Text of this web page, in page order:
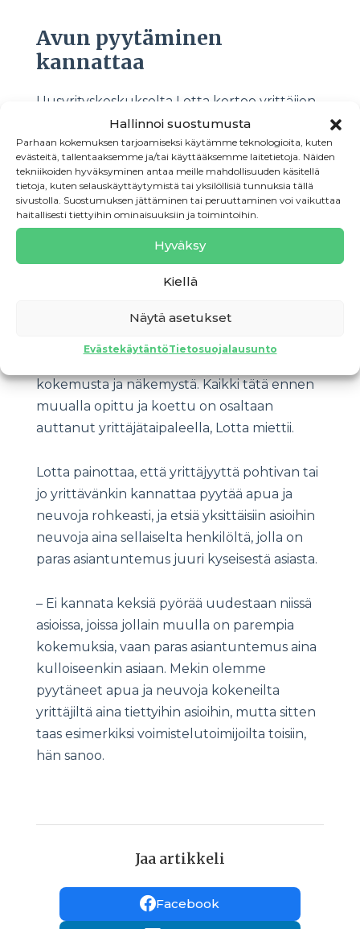
Hallinnoi suostumusta
Parhaan kokemuksen tarjoamiseksi käytämme teknologioita, kuten
evästeitä, tallentaaksemme ja/tai käyttääksemme laitetietoja. Näiden
tekniikoiden hyväksyminen antaa meille mahdollisuuden käsitellä
tietoja, kuten selauskäyttäytymistä tai yksilöllisiä tunnuksia tällä
sivustolla. Suostumuksen jättäminen tai peruuttaminen voi vaikuttaa
haitallisesti tiettyihin ominaisuuksiin ja toimintoihin.
Hyväksy
Kiellä
Näytä asetukset
EvästekäytäntöTietosuojalausunto
Avun pyytäminen
kannattaa
Uusyrityskeskukselta Lotta kertoo yrittäjien
hakeneen ensisijaisesti varmuutta ja
vahvistusta suunnitelmille; uskallammeko,
osaammeko, pystymmekö? Yhteisten
keskusteluiden jälkeen vahvistui ajatus siitä,
että ongelmia ei ole, vaan idea tulisi
toimimaan.
– Jos olisikin tiennyt kuinka hyvin, helposti ja
juttu tämä on, niin tämä olisi pitänyt tehdä jo
kymmenen vuotta aikaisemmin. Toisaalta ei
kokemusta ja näkemystä. Kaikki tätä ennen
muualla opittu ja koettu on osaltaan
auttanut yrittäjätaipaleella, Lotta miettii.
Lotta painottaa, että yrittäjyyttä pohtivan tai
jo yrittävänkin kannattaa pyytää apua ja
neuvoja rohkeasti, ja etsiä yksittäisiin asioihin
neuvoja aina sellaiselta henkilöltä, jolla on
paras asiantuntemus juuri kyseisestä asiasta.
– Ei kannata keksiä pyörää uudestaan niissä
asioissa, joissa jollain muulla on parempia
kokemuksia, vaan paras asiantuntemus aina
kulloiseenkin asiaan. Mekin olemme
pyytäneet apua ja neuvoja kokeneilta
yrittäjiltä aina tiettyihin asioihin, mutta sitten
taas esimerkiksi voimistelutoimijoilta toisiin,
hän sanoo.
Jaa artikkeli
Facebook